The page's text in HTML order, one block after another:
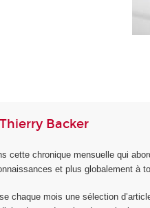
Backer
cette chronique mensuelle qui
et plus globalement à
chaque mois une sélection